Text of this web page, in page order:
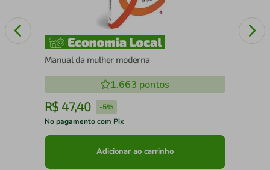
Manual da mulher moderna
1.663 pontos
R$ 47,40 -5%
No pagamento com Pix
Adicionar ao carrinho